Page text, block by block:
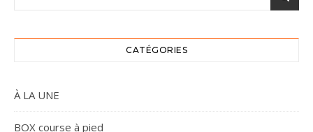
CATÉGORIES
À LA UNE
BOX course à pied